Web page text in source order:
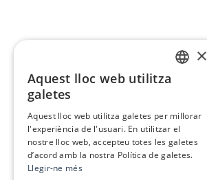
×
Aquest lloc web utilitza
galetes
Aquest lloc web utilitza galetes per millorar
l'experiència de l'usuari. En utilitzar el
nostre lloc web, accepteu totes les galetes
d’acord amb la nostra Política de galetes.
Llegir-ne més